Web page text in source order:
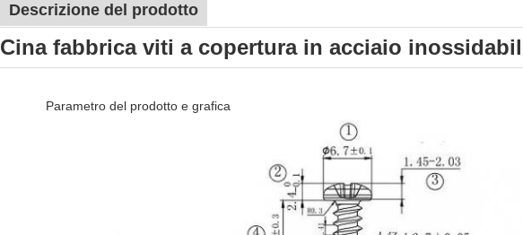
Descrizione del prodotto
Cina fabbrica viti a copertura in acciaio
Parametro del prodotto e grafica